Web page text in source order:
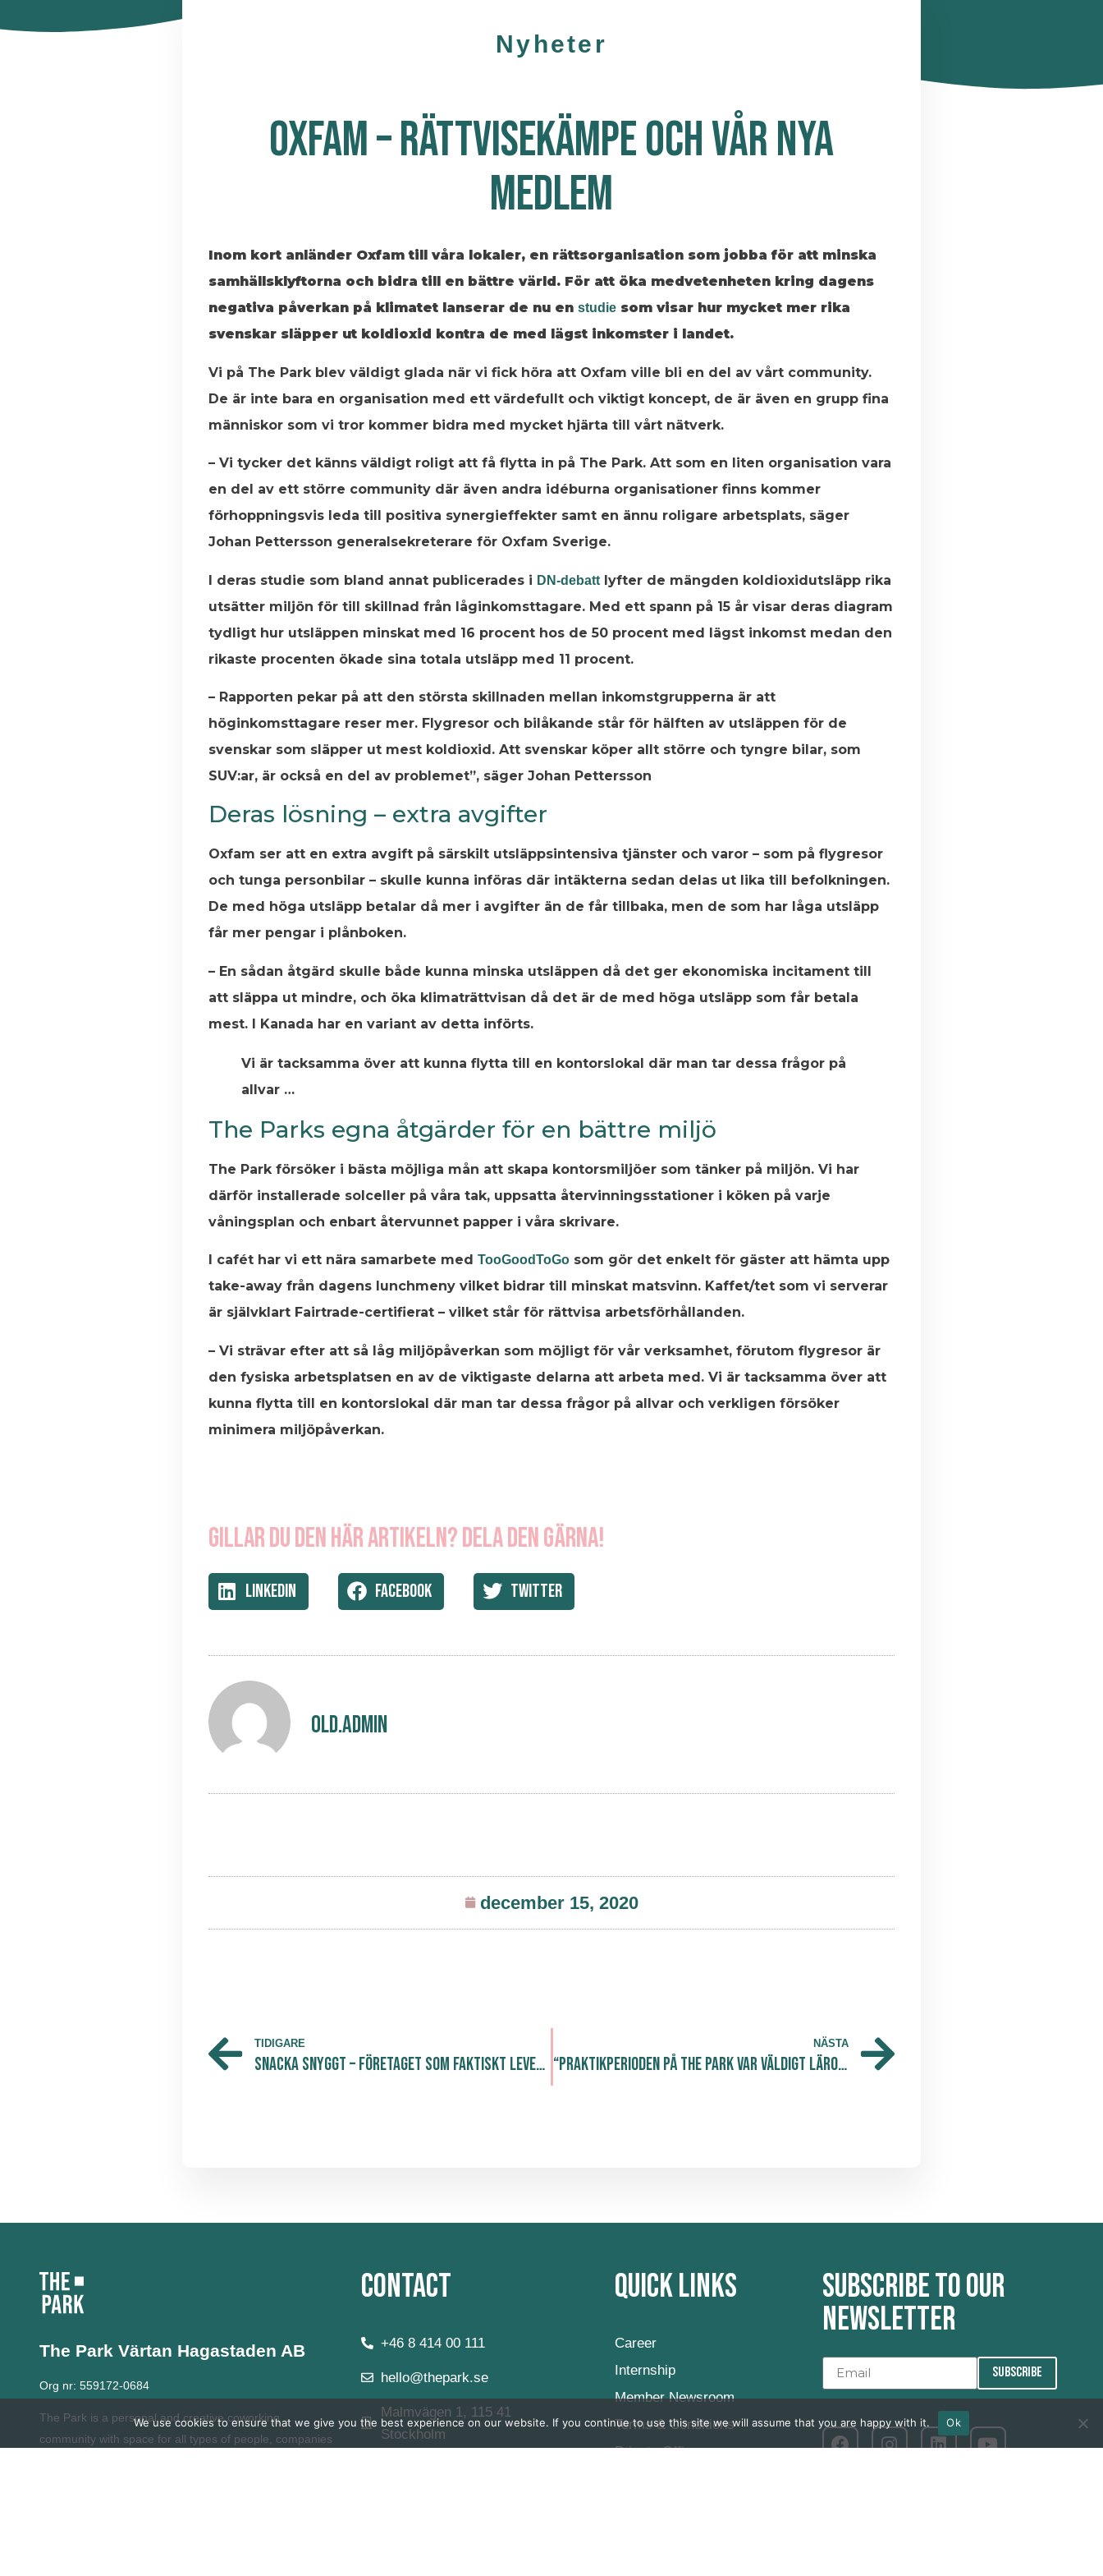
Nyheter
OXFAM – RÄTTVISEKÄMPE OCH VÅR NYA
MEDLEM
Inom kort anländer Oxfam till våra lokaler, en rättsorganisation som jobba för att minska
samhällsklyftorna och bidra till en bättre värld. För att öka medvetenheten kring dagens
negativa påverkan på klimatet lanserar de nu en studie som visar hur mycket mer rika
svenskar släpper ut koldioxid kontra de med lägst inkomster i landet.
Vi på The Park blev väldigt glada när vi fick höra att Oxfam ville bli en del av vårt community.
De är inte bara en organisation med ett värdefullt och viktigt koncept, de är även en grupp fina
människor som vi tror kommer bidra med mycket hjärta till vårt nätverk.
– Vi tycker det känns väldigt roligt att få flytta in på The Park. Att som en liten organisation vara
en del av ett större community där även andra idéburna organisationer finns kommer
förhoppningsvis leda till positiva synergieffekter samt en ännu roligare arbetsplats, säger
Johan Pettersson generalsekreterare för Oxfam Sverige.
I deras studie som bland annat publicerades i DN-debatt lyfter de mängden koldioxidutsläpp rika
utsätter miljön för till skillnad från låginkomsttagare. Med ett spann på 15 år visar deras diagram
tydligt hur utsläppen minskat med 16 procent hos de 50 procent med lägst inkomst medan den
rikaste procenten ökade sina totala utsläpp med 11 procent.
– Rapporten pekar på att den största skillnaden mellan inkomstgrupperna är att
höginkomsttagare reser mer. Flygresor och bilåkande står för hälften av utsläppen för de
svenskar som släpper ut mest koldioxid. Att svenskar köper allt större och tyngre bilar, som
SUV:ar, är också en del av problemet”, säger Johan Pettersson
Deras lösning – extra avgifter
Oxfam ser att en extra avgift på särskilt utsläppsintensiva tjänster och varor – som på flygresor
och tunga personbilar – skulle kunna införas där intäkterna sedan delas ut lika till befolkningen.
De med höga utsläpp betalar då mer i avgifter än de får tillbaka, men de som har låga utsläpp
får mer pengar i plånboken.
– En sådan åtgärd skulle både kunna minska utsläppen då det ger ekonomiska incitament till
att släppa ut mindre, och öka klimaträttvisan då det är de med höga utsläpp som får betala
mest. I Kanada har en variant av detta införts.
Vi är tacksamma över att kunna flytta till en kontorslokal där man tar dessa frågor på
allvar …
The Parks egna åtgärder för en bättre miljö
The Park försöker i bästa möjliga mån att skapa kontorsmiljöer som tänker på miljön. Vi har
därför installerade solceller på våra tak, uppsatta återvinningsstationer i köken på varje
våningsplan och enbart återvunnet papper i våra skrivare.
I cafét har vi ett nära samarbete med TooGoodToGo som gör det enkelt för gäster att hämta upp
take-away från dagens lunchmeny vilket bidrar till minskat matsvinn. Kaffet/tet som vi serverar
är självklart Fairtrade-certifierat – vilket står för rättvisa arbetsförhållanden.
– Vi strävar efter att så låg miljöpåverkan som möjligt för vår verksamhet, förutom flygresor är
den fysiska arbetsplatsen en av de viktigaste delarna att arbeta med. Vi är tacksamma över att
kunna flytta till en kontorslokal där man tar dessa frågor på allvar och verkligen försöker
minimera miljöpåverkan.
Gillar du den här artikeln? Dela den gärna!
LinkedIn Facebook Twitter
old.admin
december 15, 2020
TIDIGARE
Snacka Snyggt – företaget som faktiskt lever som de lär
NÄSTA
“Praktikperioden på The Park var väldigt lärorik och hands-on”
The Park Värtan Hagastaden AB
Org nr: 559172-0684
The Park is a personal and creative coworking
community with space for all types of people, companies
Contact
+46 8 414 00 111
hello@thepark.se
Malmvägen 1, 115 41
Stockholm
Quick Links
Career
Internship
Member Newsroom
Terms & Conditions
Private Office
Subscribe to our
newsletter
SUBSCRIBE
We use cookies to ensure that we give you the best experience on our website. If you continue to use this site we will assume that you are happy with it. Ok